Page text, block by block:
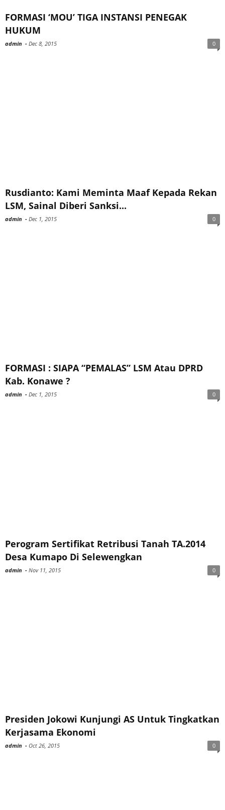
FORMASI ‘MOU’ TIGA INSTANSI PENEGAK
HUKUM
admin - Dec 8, 2015 0
Rusdianto: Kami Meminta Maaf Kepada Rekan
LSM, Sainal Diberi Sanksi...
admin - Dec 1, 2015 0
FORMASI : SIAPA “PEMALAS” LSM Atau DPRD
Kab. Konawe ?
admin - Dec 1, 2015 0
Perogram Sertifikat Retribusi Tanah TA.2014
Desa Kumapo Di Selewengkan
admin - Nov 11, 2015 0
Presiden Jokowi Kunjungi AS Untuk Tingkatkan
Kerjasama Ekonomi
admin - Oct 26, 2015 0